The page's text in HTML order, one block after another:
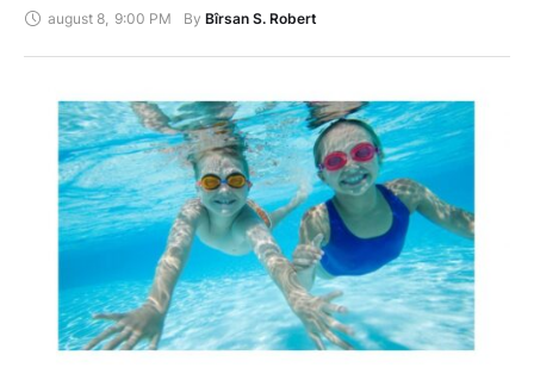
august 8 9:00 PM By Bîrsan S. Robert